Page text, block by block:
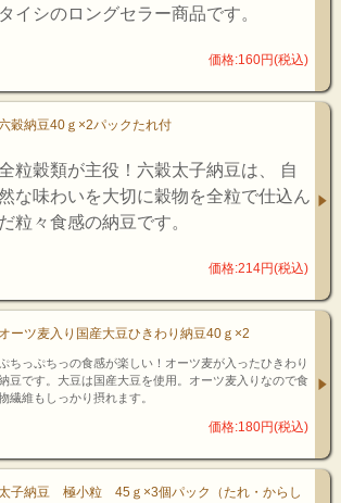
タイシのロングセラー商品です。
価格:160円(税込)
穀納豆40ｇ×2パックたれ付
粒穀類が主役！六穀太子納豆は、 自
な味わいを大切に穀物を全粒で仕込ん
だ粒々食感の納豆です。
価格:214円(税込)
オーツ麦入り国産大豆ひきわり納豆40ｇ×2
ちっぷちっの食感が楽しい！オーツ麦が入ったひきわり
豆です。大豆は国産大豆を使用。オーツ麦入りなので食
繊維もしっかり摂れます。
価格:180円(税込)
子納豆 極小粒 45ｇ×3個パック（たれ・からし